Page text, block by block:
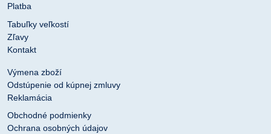
Platba
Tabuľky veľkostí
Zľavy
Kontakt
Výmena zboží
Odstúpenie od kúpnej zmluvy
Reklamácia
Obchodné podmienky
Ochrana osobných údajov